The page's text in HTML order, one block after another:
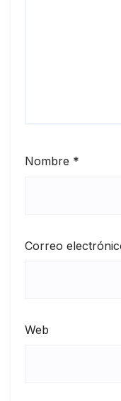
Nombre *
Correo
Web